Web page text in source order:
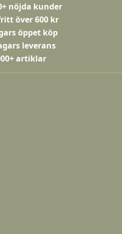
nöjda kunder
över 600 kr
öppet köp
leverans
artiklar